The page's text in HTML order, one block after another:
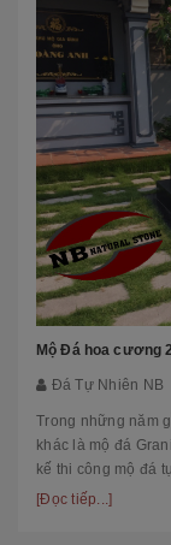
Mộ Đá hoa cương
Đá Tự Nhiên NB
Trong những năm
khác là mộ đá
kế thi công mộ đá
hiệ...
[Đọc tiếp...]